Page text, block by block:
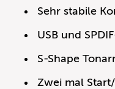
Sehr stabile
USB und
S-Shape
Zwei mal